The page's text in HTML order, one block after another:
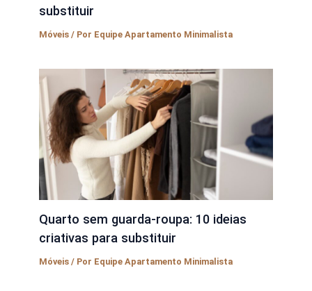
substituir
Móveis / Por Equipe Apartamento Minimalista
Quarto sem guarda-roupa: 10 ideias
criativas para substituir
Móveis / Por Equipe Apartamento Minimalista